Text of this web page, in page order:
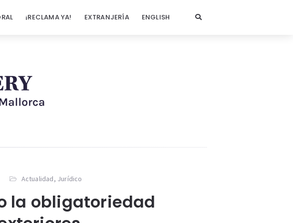
¡RECLAMA YA! EXTRANJERÍA ENGLISH
Actualidad, Jurídico
la obligatoriedad